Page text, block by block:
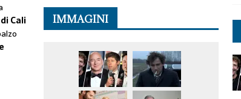
Cali
IMMAGINI